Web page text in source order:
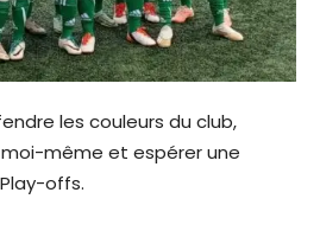
les couleurs du club,
même et espérer une
offs.